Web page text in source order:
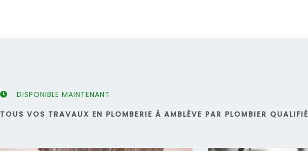
DISPONIBLE MAINTENANT
TOUS VOS TRAVAUX EN PLOMBERIE À AMBLÈVE PAR PLOMBIER QUALIFIÉ